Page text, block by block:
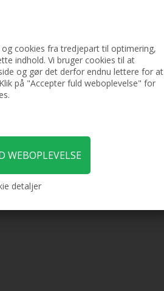
cookies fra tredjepart til optimering,
indhold. Vi bruger cookies til at
og gør det derfor endnu lettere for at
på "Accepter fuld weboplevelse" for
detaljer